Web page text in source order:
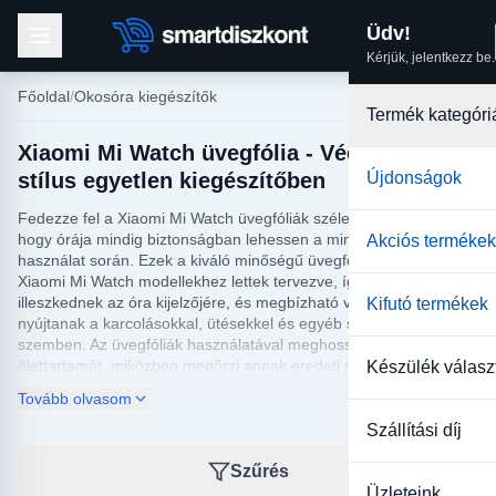
Üdv!
Kérjük, jelentkezz be.
Termék
Újdonságok
Akciós termékek
Kifutó termékek
Készülék
Szállítási díj
Főoldal Okosóra kiegészítők
Xiaomi Mi Watch üvegfólia - Védelem és
stílus egyetlen kiegészítőben
Fedezze fel a Xiaomi Mi Watch üvegfóliák széles választékát,
hogy órája mindig biztonságban lehessen a mindennapi
használat során. Ezek a kiváló minőségű üvegfóliák kifejezetten a
Xiaomi Mi Watch modellekhez lettek tervezve, így tökéletesen
illeszkednek az óra kijelzőjére, és megbízható védelmet
nyújtanak a karcolásokkal, ütésekkel és egyéb sérülésekkel
szemben. Az üvegfóliák használatával meghosszabbíthatja órája
élettartamát, miközben megőrzi annak eredeti megjelenését és
a kristálytiszta átlátszóságot, ami zavartalan használatot biztosít.
népszerűek, hanem azért is, mert optimális érzékenységet
biztosítanak az érintőképernyő használatához. Nem kell
Tovább olvasom
Szűrés